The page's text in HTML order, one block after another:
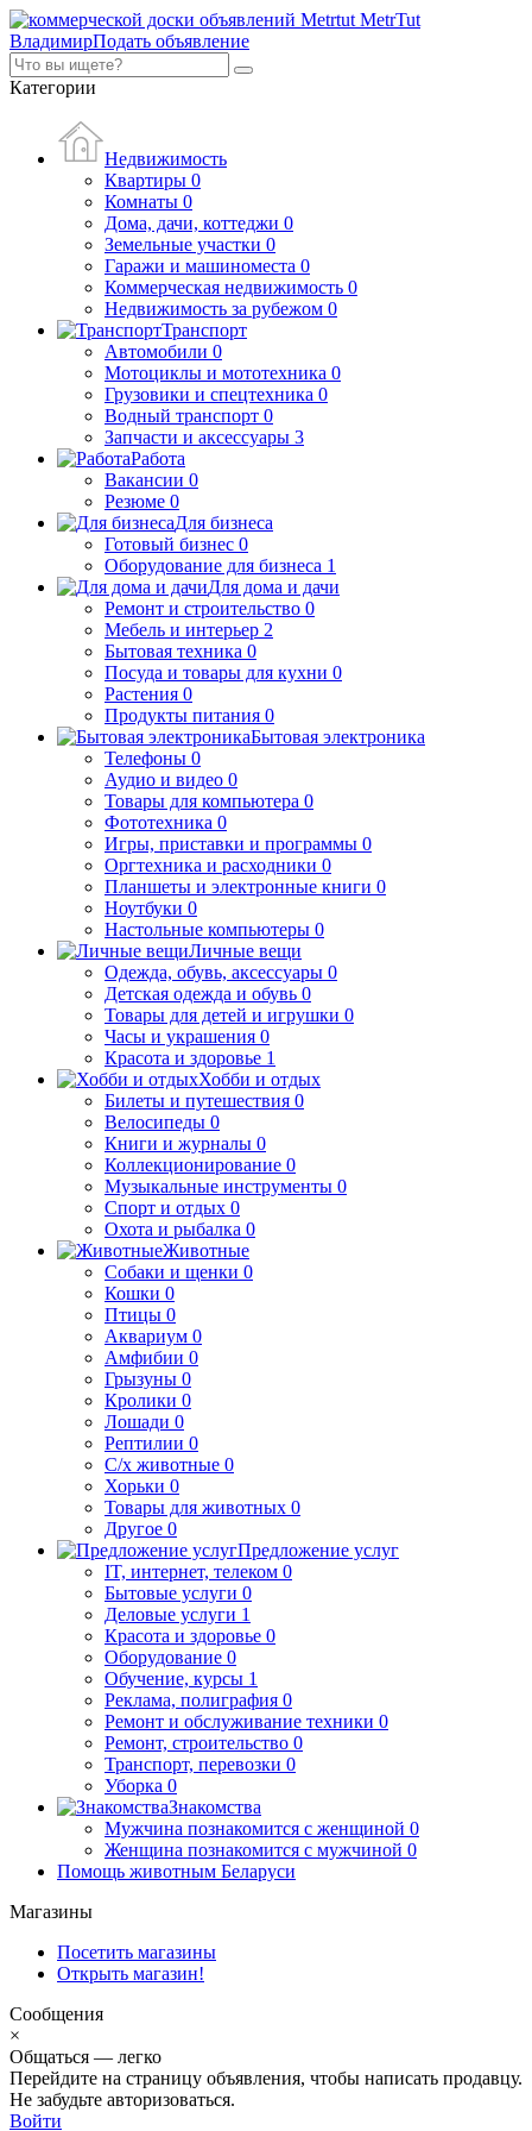
MetrTut
ВладимирПодать объявление
Категории
Недвижимость
Квартиры 0
Комнаты 0
Дома, дачи, коттеджи 0
Земельные участки 0
Гаражи и машиноместа 0
Коммерческая недвижимость 0
Недвижимость за рубежом 0
Транспорт
Автомобили 0
Мотоциклы и мототехника 0
Грузовики и спецтехника 0
Водный транспорт 0
Запчасти и аксессуары 3
Работа
Вакансии 0
Резюме 0
Для бизнеса
Готовый бизнес 0
Оборудование для бизнеса 1
Для дома и дачи
Ремонт и строительство 0
Мебель и интерьер 2
Бытовая техника 0
Посуда и товары для кухни 0
Растения 0
Продукты питания 0
Бытовая электроника
Телефоны 0
Аудио и видео 0
Товары для компьютера 0
Фототехника 0
Игры, приставки и программы 0
Оргтехника и расходники 0
Планшеты и электронные книги 0
Ноутбуки 0
Настольные компьютеры 0
Личные вещи
Одежда, обувь, аксессуары 0
Детская одежда и обувь 0
Товары для детей и игрушки 0
Часы и украшения 0
Красота и здоровье 1
Хобби и отдых
Билеты и путешествия 0
Велосипеды 0
Книги и журналы 0
Коллекционирование 0
Музыкальные инструменты 0
Спорт и отдых 0
Охота и рыбалка 0
Животные
Собаки и щенки 0
Кошки 0
Птицы 0
Аквариум 0
Амфибии 0
Грызуны 0
Кролики 0
Лошади 0
Рептилии 0
С/х животные 0
Хорьки 0
Товары для животных 0
Другое 0
Предложение услуг
IT, интернет, телеком 0
Бытовые услуги 0
Деловые услуги 1
Красота и здоровье 0
Оборудование 0
Обучение, курсы 1
Реклама, полиграфия 0
Ремонт и обслуживание техники 0
Ремонт, строительство 0
Транспорт, перевозки 0
Уборка 0
Знакомства
Мужчина познакомится с женщиной 0
Женщина познакомится с мужчиной 0
Помощь животным Беларуси
Магазины
Посетить магазины
Открыть магазин!
Сообщения
×
Общаться — легко
Перейдите на страницу объявления, чтобы написать продавцу.
Не забудьте авторизоваться.
Войти